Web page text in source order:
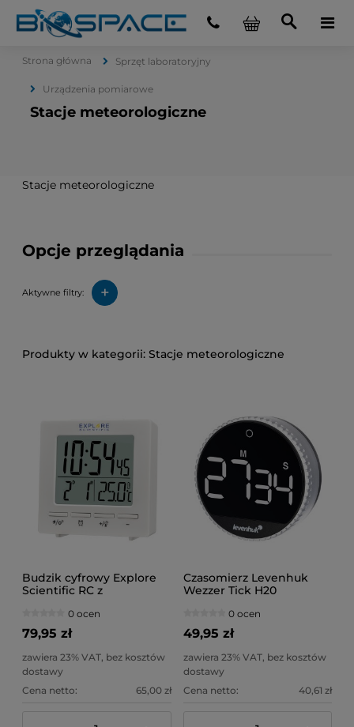
Strona główna Sprzęt laboratoryjny
Urządzenia pomiarowe
Stacje meteorologiczne
Opcje przeglądania
Aktywne filtry: +
Stacje meteorologiczne
Stacje meteorologiczne
Budzik cyfrowy Explore
Scientific RC z
w pomieszczeniu, biały
0 ocen
79,95 zł
zawiera 23% VAT, bez kosztów
dostawy
Cena netto:
65,00 zł
Czasomierz Levenhuk
Wezzer Tick H20
0 ocen
49,95 zł
zawiera 23% VAT, bez kosztów
dostawy
Cena netto:
40,61 zł